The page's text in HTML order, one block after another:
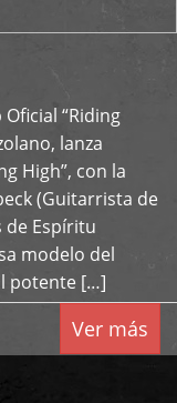
“Riding
lanza
High”, con la
(Guitarrista de
de Espíritu
modelo del
potente […]
Ver más